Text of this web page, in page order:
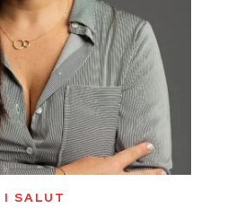
SALUT